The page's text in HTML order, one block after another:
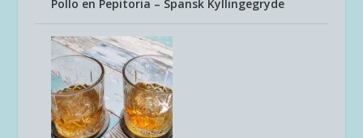
Pollo en Pepitoria – Spansk Kyllingegryde